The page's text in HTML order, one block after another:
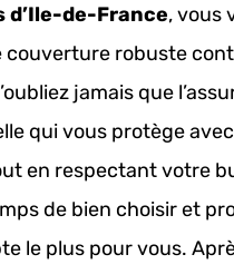
de-France, vous
couverture robuste
jamais que
qui vous protège avec
en respectant votre
de bien choisir et
le plus pour vous.